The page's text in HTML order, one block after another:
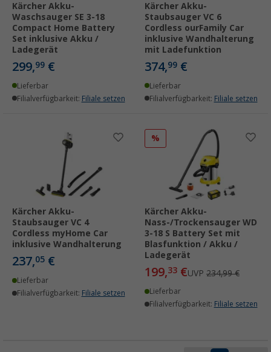
Kärcher Akku-
Waschsauger SE 3-18
Compact Home Battery
Set inklusive Akku /
Ladegerät
299,99 €
Lieferbar
Filialverfügbarkeit: Filiale setzen
Kärcher Akku-
Staubsauger VC 6
Cordless ourFamily Car
inklusive Wandhalterung
mit Ladefunktion
374,99 €
Lieferbar
Filialverfügbarkeit: Filiale setzen
Kärcher Akku-
Staubsauger VC 4
Cordless myHome Car
inklusive Wandhalterung
237,05 €
Lieferbar
Filialverfügbarkeit: Filiale setzen
%
Kärcher Akku-
Nass-/Trockensauger WD
3-18 S Battery Set mit
Blasfunktion / Akku /
Ladegerät
199,33 €UVP 234,99 €
Lieferbar
Filialverfügbarkeit: Filiale setzen